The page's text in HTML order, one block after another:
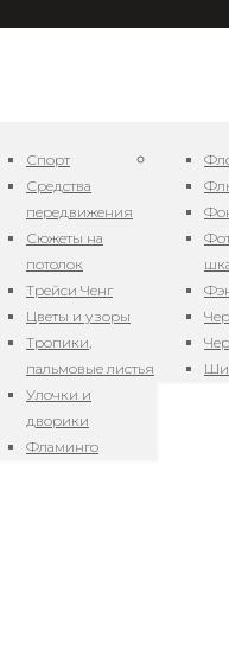
Спорт
Средства
передвижения
Сюжеты на
потолок
Трейси Ченг
Цветы и узоры
Тропики,
пальмовые листья
Улочки и
дворики
Фламинго